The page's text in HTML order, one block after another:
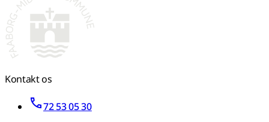
Kontakt os
72 53 05 30